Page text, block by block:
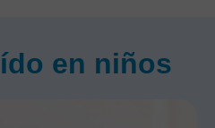
en niños